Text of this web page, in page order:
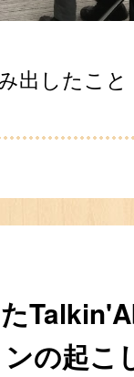
出したこと
の起こ